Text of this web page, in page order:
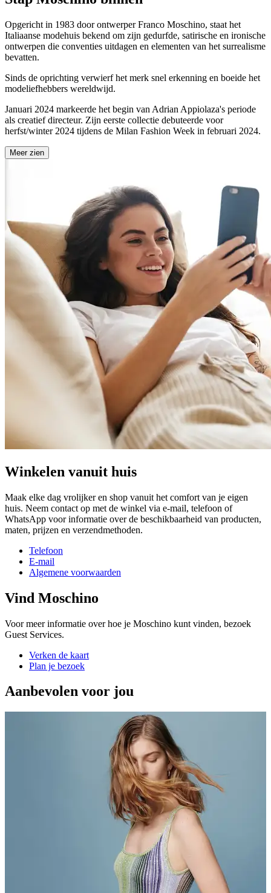
Opgericht in 1983 door ontwerper Franco Moschino, staat het
Italiaanse modehuis bekend om zijn gedurfde, satirische en ironische
ontwerpen die conventies uitdagen en elementen van het surrealisme
bevatten.
Sinds de oprichting verwierf het merk snel erkenning en boeide het
modeliefhebbers wereldwijd.
Januari 2024 markeerde het begin van Adrian Appiolaza's periode
als creatief directeur. Zijn eerste collectie debuteerde voor
herfst/winter 2024 tijdens de Milan Fashion Week in februari 2024.
Meer zien
Winkelen vanuit huis
Maak elke dag vrolijker en shop vanuit het comfort van je eigen
huis. Neem contact op met de winkel via e-mail, telefoon of
WhatsApp voor informatie over de beschikbaarheid van producten,
maten, prijzen en verzendmethoden.
Telefoon
E-mail
Algemene voorwaarden
Vind Moschino
Voor meer informatie over hoe je Moschino kunt vinden, bezoek
Guest Services.
Verken de kaart
Plan je bezoek
Aanbevolen voor jou